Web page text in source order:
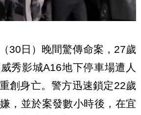
30日）晚間驚傳命案，27歲
秀影城A16地下停車場遭人
創身亡。警方迅速鎖定22歲
，並於案發數小時後，在宜